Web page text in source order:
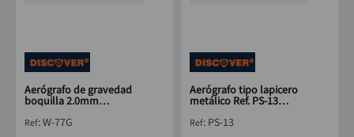
Aerógrafo de gravedad
boquilla 2.0mm
:W-77G
Aerógrafo tipo lapicero
metálico Ref. PS-13
: PS-13